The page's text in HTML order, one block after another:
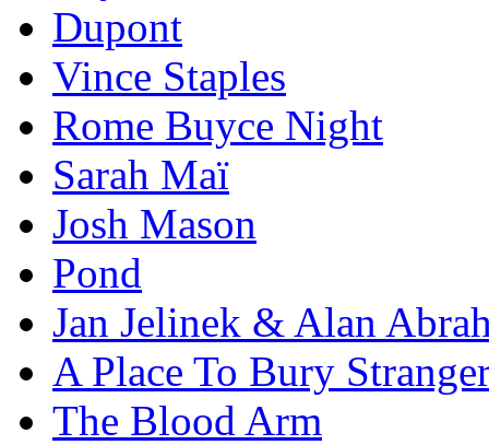
Dupont
Vince Staples
Rome Buyce Night
Sarah Maï
Josh Mason
Pond
Jan Jelinek & Alan
A Place To Bury
The Blood Arm